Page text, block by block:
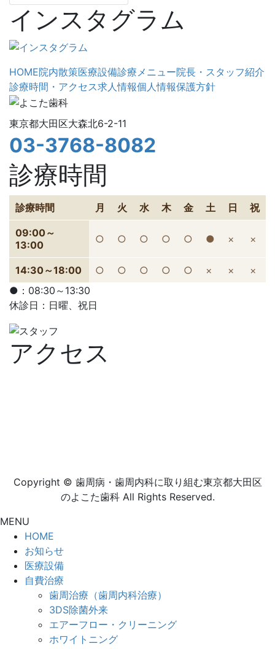
インスタグラム
HOME院内散策医療設備診療メニュー院長・スタッフ紹介
診療時間・アクセス求人情報個人情報保護方針
東京都大田区大森北6-2-11
03-3768-8082
診療時間
診療時間 月 火 水 木 金 土 日 祝
09:00～
13:00
○ ○ ○ ○ ○ ● × ×
14:30～18:00 ○ ○ ○ ○ ○ × ×
×
●：08:30～13:30
休診日：日曜、祝日
アクセス
Copyright © 歯周病・歯周内科に取り組む東京都大田区
のよこた歯科 All Rights Reserved.
MENU
HOME
お知らせ
医療設備
自費治療
歯周治療（歯周内科治療）
3DS除菌外来
エアーフロー・クリーニング
ホワイトニング